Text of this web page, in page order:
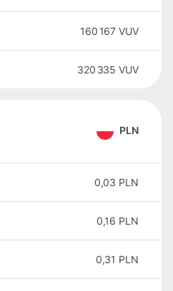
160 167 VUV
320 335 VUV
PLN
0,03 PLN
0,16 PLN
0,31 PLN